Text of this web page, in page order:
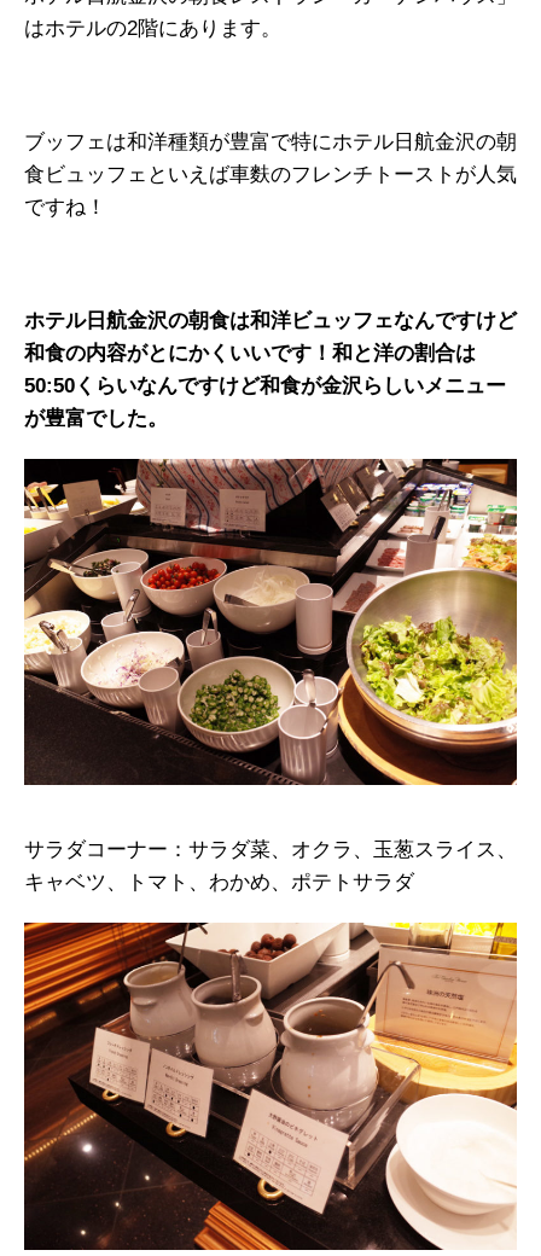
はホテルの2階にあります。
ブッフェは和洋種類が豊富で特にホテル日航金沢の朝
食ビュッフェといえば車麩のフレンチトーストが人気
ですね！
ホテル日航金沢の朝食は和洋ビュッフェなんですけど
和食の内容がとにかくいいです！和と洋の割合は
50:50くらいなんですけど和食が金沢らしいメニュー
が豊富でした。
サラダコーナー：サラダ菜、オクラ、玉葱スライス、
キャベツ、トマト、わかめ、ポテトサラダ